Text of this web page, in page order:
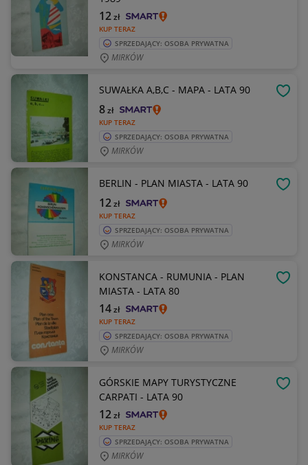
KUP TERAZ
12zł
SPRZEDAJĄCY: OSOBA PRYWATNA
MIRKÓW
SUWAŁKA A,B,C - MAPA - LATA 90
KUP TERAZ
8zł
SPRZEDAJĄCY: OSOBA PRYWATNA
MIRKÓW
BERLIN - PLAN MIASTA - LATA 90
KUP TERAZ
12zł
SPRZEDAJĄCY: OSOBA PRYWATNA
MIRKÓW
KONSTANCA - RUMUNIA - PLAN
MIASTA - LATA 80
KUP TERAZ
14zł
SPRZEDAJĄCY: OSOBA PRYWATNA
MIRKÓW
GÓRSKIE MAPY TURYSTYCZNE
CARPATI - LATA 90
KUP TERAZ
12zł
SPRZEDAJĄCY: OSOBA PRYWATNA
MIRKÓW